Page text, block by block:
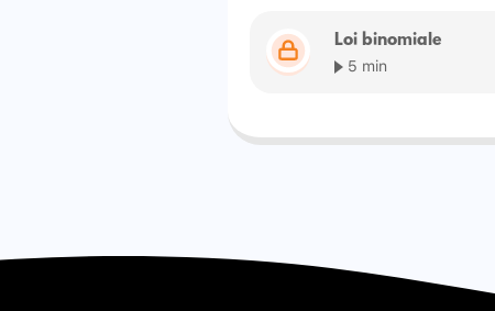
Loi binomiale
5 min